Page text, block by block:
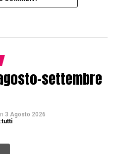
settembre
3 Agosto 2026